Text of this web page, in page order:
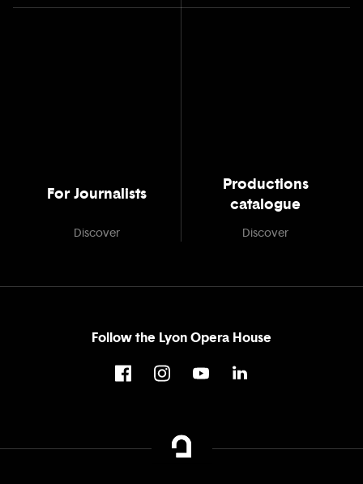
For Journalists
Discover
Productions
catalogue
Discover
Follow the Lyon Opera House